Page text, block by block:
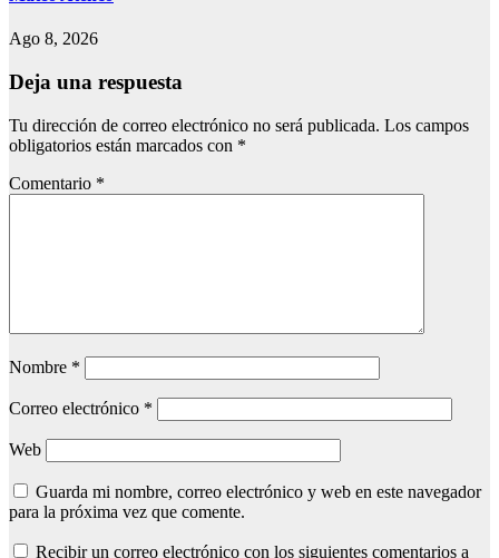
Ago 8, 2026
Deja una respuesta
Tu dirección de correo electrónico no será publicada. Los campos
obligatorios están marcados con *
Comentario *
Nombre *
Correo electrónico *
Web
Guarda mi nombre, correo electrónico y web en este navegador
para la próxima vez que comente.
Recibir un correo electrónico con los siguientes comentarios a